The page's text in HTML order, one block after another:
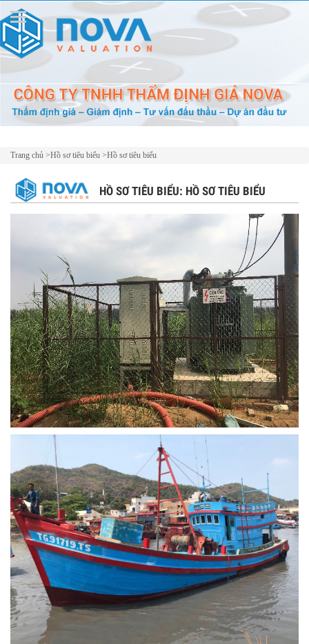
Trang chủ >Hồ sơ tiêu biểu >Hồ sơ tiêu biểu
HỒ SƠ TIÊU BIỂU: HỒ SƠ TIÊU BIỂU